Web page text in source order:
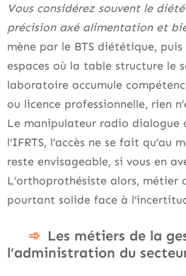
Vous considérez souvent le
précision axé alimentation et
mène par le BTS diététique, puis
espaces où la table structure le
laboratoire accumule
ou licence professionnelle, rien
Le manipulateur radio dialogue
l’IFRTS, l’accès ne se fait
reste envisageable, si vous en
L’orthoprothésiste alors, métier
pourtant solide face à
Les métiers de la
l’administration du